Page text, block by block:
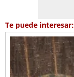
Te puede interesar: